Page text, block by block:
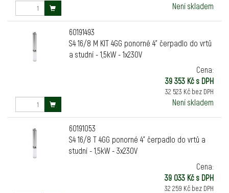
Není skladem
60191493
S4 16/8 M KIT 4GG ponorné 4" čerpadlo do vrtů
a studní - 1,5kW - 1x230V
Cena:
39 353 Kč s DPH
32 523 Kč bez DPH
Není skladem
60191053
S4 16/8 T 4GG ponorné 4" čerpadlo do vrtů a
studní - 1,5kW - 3x230V
Cena:
39 033 Kč s DPH
32 259 Kč bez DPH